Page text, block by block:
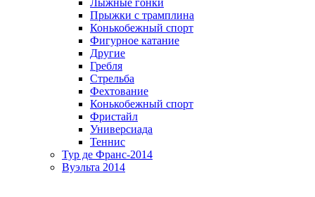
Лыжные гонки
Прыжки с трамплина
Конькобежный спорт
Фигурное катание
Другие
Гребля
Стрельба
Фехтование
Конькобежный спорт
Фристайл
Универсиада
Теннис
Тур де Франс-2014
Вуэльта 2014